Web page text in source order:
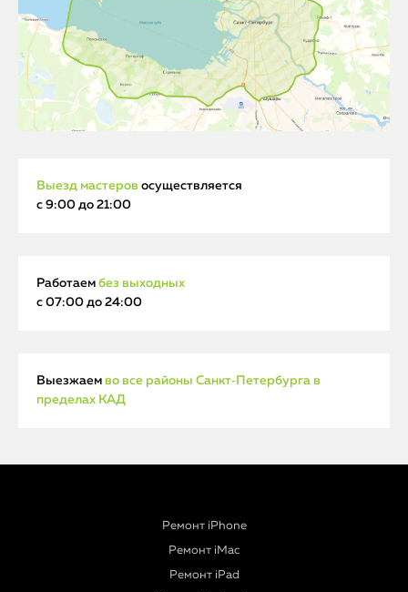
Выезд мастеров осуществляется
с 9:00 до 21:00
Работаем без выходных
с 07:00 до 24:00
Выезжаем во все районы Санкт‑Петербурга в
пределах КАД
Ремонт iPhone
Ремонт iMac
Ремонт iPad